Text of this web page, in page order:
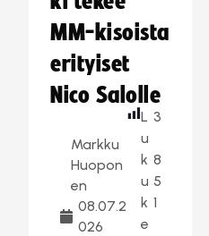
MM-kisoista
erityiset
Nico Salolle
Markku
Huopon
en
08.07.2
026
L
u
k
u
k
e
3
8
5
1